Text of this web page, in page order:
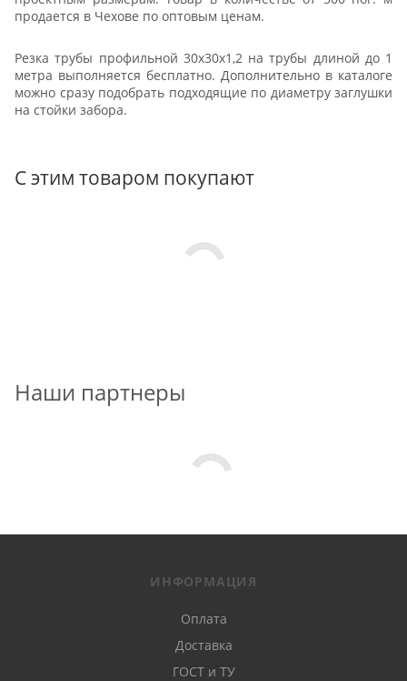
продается в Чехове по оптовым ценам.
Резка трубы профильной 30х30х1,2 на трубы длиной до 1
метра выполняется бесплатно. Дополнительно в каталоге
можно сразу подобрать подходящие по диаметру заглушки
на стойки забора.
С этим товаром покупают
Наши партнеры
ИНФОРМАЦИЯ
Оплата
Доставка
ГОСТ и ТУ